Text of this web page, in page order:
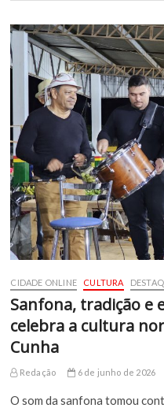
CIDADE ONLINE CULTURA
Sanfona, tradição e
celebra a cultura
Cunha
Redação 6 de junho de 2026
O som da sanfona tomou